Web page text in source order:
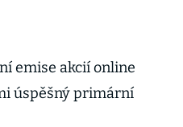
emise akcií online
úspěšný primární